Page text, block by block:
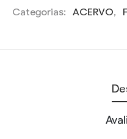
Categorias:
ACERVO,